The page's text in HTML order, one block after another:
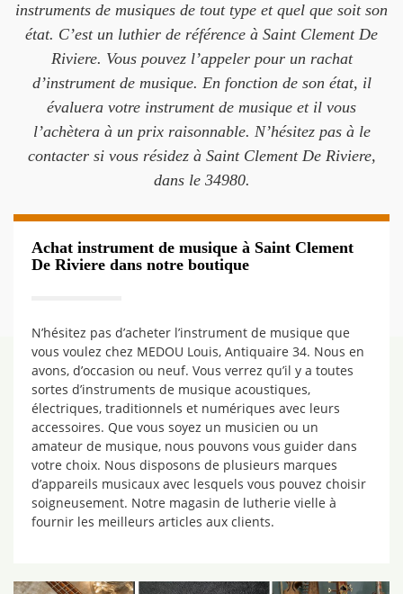
instruments de musiques de tout type et quel que soit son
état. C’est un luthier de référence à Saint Clement De
Riviere. Vous pouvez l’appeler pour un rachat
d’instrument de musique. En fonction de son état, il
évaluera votre instrument de musique et il vous
l’achètera à un prix raisonnable. N’hésitez pas à le
contacter si vous résidez à Saint Clement De Riviere,
dans le 34980.
Achat instrument de musique à Saint Clement
De Riviere dans notre boutique
N’hésitez pas d’acheter l’instrument de musique que
vous voulez chez MEDOU Louis, Antiquaire 34. Nous en
avons, d’occasion ou neuf. Vous verrez qu’il y a toutes
sortes d’instruments de musique acoustiques,
électriques, traditionnels et numériques avec leurs
accessoires. Que vous soyez un musicien ou un
amateur de musique, nous pouvons vous guider dans
votre choix. Nous disposons de plusieurs marques
d’appareils musicaux avec lesquels vous pouvez choisir
soigneusement. Notre magasin de lutherie vielle à
fournir les meilleurs articles aux clients.